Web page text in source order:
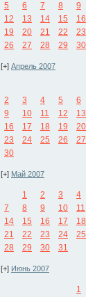
5
6 7 8 9
12
13 14 15 16
19
20 21 22 23
26
27 28 29 30
[+] Апрель 2007
2
3 4 5 6
9
10 11 12 13
16
17 18 19 20
23
24 25 26 27
30
[+] Май 2007
1 2 3 4
7
8 9 10 11
14
15 16 17 18
21
22 23 24 25
28
29 30 31
[+] Июнь 2007
1